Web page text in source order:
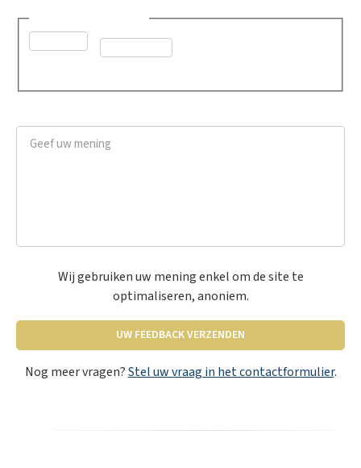
Wij gebruiken uw mening enkel om de site te
optimaliseren, anoniem.
UW FEEDBACK VERZENDEN
Nog meer vragen?Stel uw vraag in het contactformulier.